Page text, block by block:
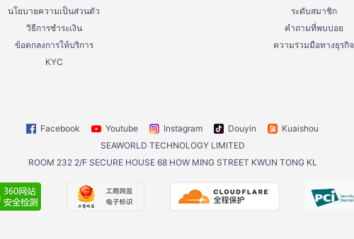
นโยบายความเป็นส่วนตัว
วิธีการชำระเงิน
ข้อตกลงการให้บริการ
KYC
ระดับสมาชิก
คำถามที่พบบ่อย
ความร่วมมือทางธุรกิจ
Facebook Youtube Instagram Douyin
Kuaishou
SEAWORLD TECHNOLOGY LIMITED
ROOM 232 2/F SECURE HOUSE 68 HOW MING STREET KWUN TONG KL